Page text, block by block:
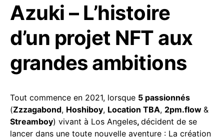
Azuki – L’histoire
d’un projet NFT aux
grandes ambitions
Tout commence en 2021, lorsque 5 passionnés
(Zzzagabond, Hoshiboy, Location TBA, 2pm.flow &
Streamboy) vivant à Los Angeles, décident de se
lancer dans une toute nouvelle aventure : La création